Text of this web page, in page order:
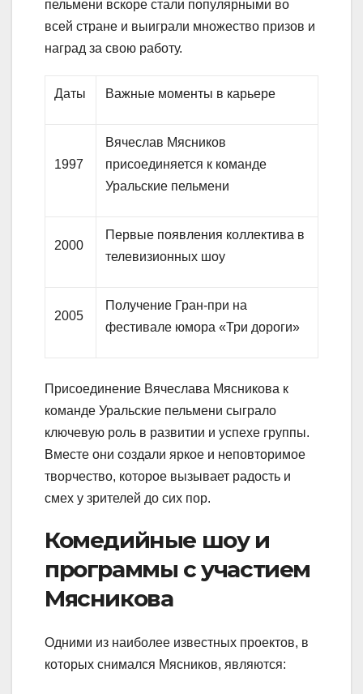
пельмени вскоре стали популярными во
всей стране и выиграли множество призов и
наград за свою работу.
Даты Важные моменты в карьере
1997
Вячеслав Мясников
присоединяется к команде
Уральские пельмени
2000
Первые появления коллектива в
телевизионных шоу
2005
Получение Гран-при на
фестивале юмора «Три дороги»
Присоединение Вячеслава Мясникова к
команде Уральские пельмени сыграло
ключевую роль в развитии и успехе группы.
Вместе они создали яркое и неповторимое
творчество, которое вызывает радость и
смех у зрителей до сих пор.
Комедийные шоу и
программы с участием
Мясникова
Одними из наиболее известных проектов, в
которых снимался Мясников, являются: